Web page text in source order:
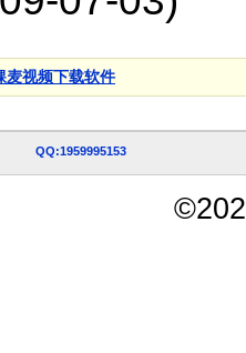
麦视频下载软件
QQ:1959995153
©